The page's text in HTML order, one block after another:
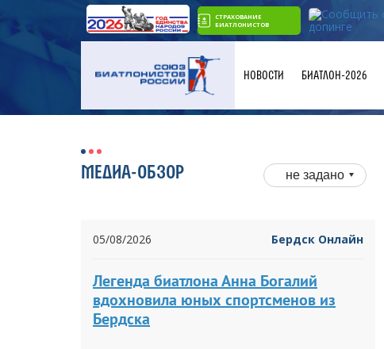
СТРАХОВАНИЕ
БИАТЛОНИСТОВ
НОВОСТИ БИАТЛОН-2026
МЕДИА-ОБЗОР не задано
05/08/2026 Бердск Онлайн
Легенда биатлона Анна Богалий
вдохновила юных спортсменов из
Бердска